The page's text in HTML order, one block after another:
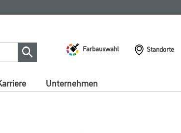
Farbauswahl
Standorte
Unternehmen